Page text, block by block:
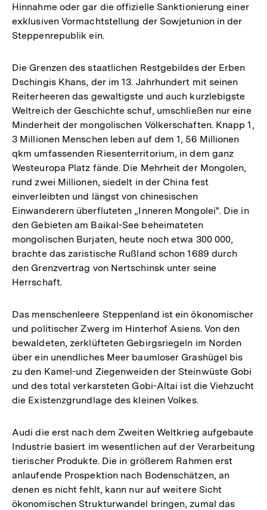
Hinnahme oder gar die offizielle Sanktionierung einer
exklusiven Vormachtstellung der Sowjetunion in der
Steppenrepublik ein.
Die Grenzen des staatlichen Restgebildes der Erben
Dschingis Khans, der im 13. Jahrhundert mit seinen
Reiterheeren das gewaltigste und auch kurzlebigste
Weltreich der Geschichte schuf, umschließen nur eine
Minderheit der mongolischen Völkerschaften. Knapp 1,
3 Millionen Menschen leben auf dem 1, 56 Millionen
qkm umfassenden Riesenterritorium, in dem ganz
Westeuropa Platz fände. Die Mehrheit der Mongolen,
rund zwei Millionen, siedelt in der China fest
einverleibten und längst von chinesischen
Einwanderern überfluteten „Inneren Mongolei". Die in
den Gebieten am Baikal-See beheimateten
mongolischen Burjaten, heute noch etwa 300 000,
brachte das zaristische Rußland schon 1689 durch
den Grenzvertrag von Nertschinsk unter seine
Herrschaft.
Das menschenleere Steppenland ist ein ökonomischer
und politischer Zwerg im Hinterhof Asiens. Von den
bewaldeten, zerklüfteten Gebirgsriegeln im Norden
über ein unendliches Meer baumloser Grashügel bis
zu den Kamel-und Ziegenweiden der Steinwüste Gobi
und des total verkarsteten Gobi-Altai ist die Viehzucht
die Existenzgrundlage des kleinen Volkes.
Audi die erst nach dem Zweiten Weltkrieg aufgebaute
Industrie basiert im wesentlichen auf der Verarbeitung
tierischer Produkte. Die in größerem Rahmen erst
anlaufende Prospektion nach Bodenschätzen, an
denen es nicht fehlt, kann nur auf weitere Sicht
ökonomischen Strukturwandel bringen, zumal das